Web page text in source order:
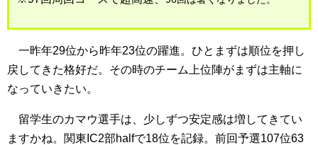
一昨年29位から昨年23位の躍進。ひとまずは順位を押し
戻してきた格好だ。その時のチーム上位陣がまずは主軸に
なっていきたい。
留学生のカマウ選手は、少しずつ安定感は増してきてい
ますかね。関東IC2部halfで18位を記録。前回予選107位63